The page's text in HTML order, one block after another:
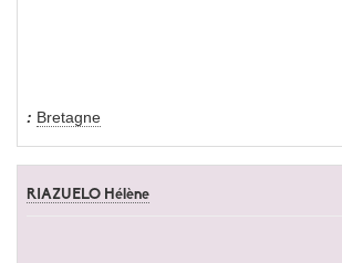
Bretagne
RIAZUELO Hélène